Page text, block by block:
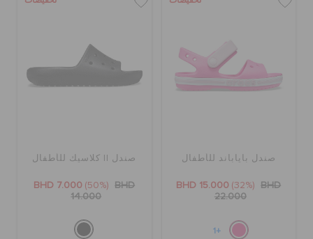
صندل باياباند للأطفال
BHD 15.000 (32%)
BHD
22.000
+1
صندل II كلاسيك للأطفال
BHD 7.000 (50%)
BHD
14.000